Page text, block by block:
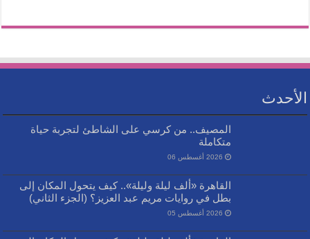
الأحدث
المصيف.. من كرسي على الشاطئ لتجربة حياة
متكاملة
2026 أغسطس 06
القاهرة «ألف ليلة وليلة».. كيف يتحول المكان إلى
بطل في روايات مريم عبد العزيز؟ (الجزء الثاني)
2026 أغسطس 05